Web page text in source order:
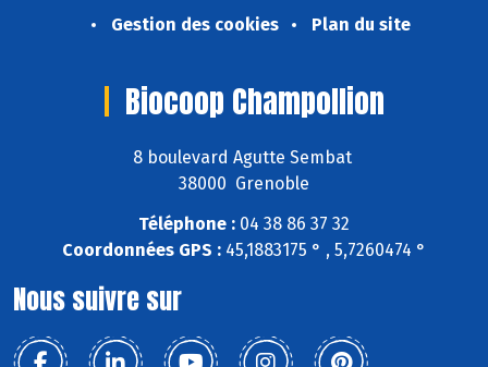
Gestion des cookies
Plan du site
Biocoop Champollion
8 boulevard Agutte Sembat
38000 Grenoble
Téléphone : 04 38 86 37 32
Coordonnées GPS : 45,1883175 ° , 5,7260474 °
Nous suivre sur